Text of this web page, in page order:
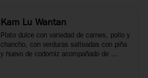
Kam Lu Wantan
Plato dulce con variedad de carnes, pollo y
chancho, con verduras salteadas con piña
y huevo de codorniz acompañado de